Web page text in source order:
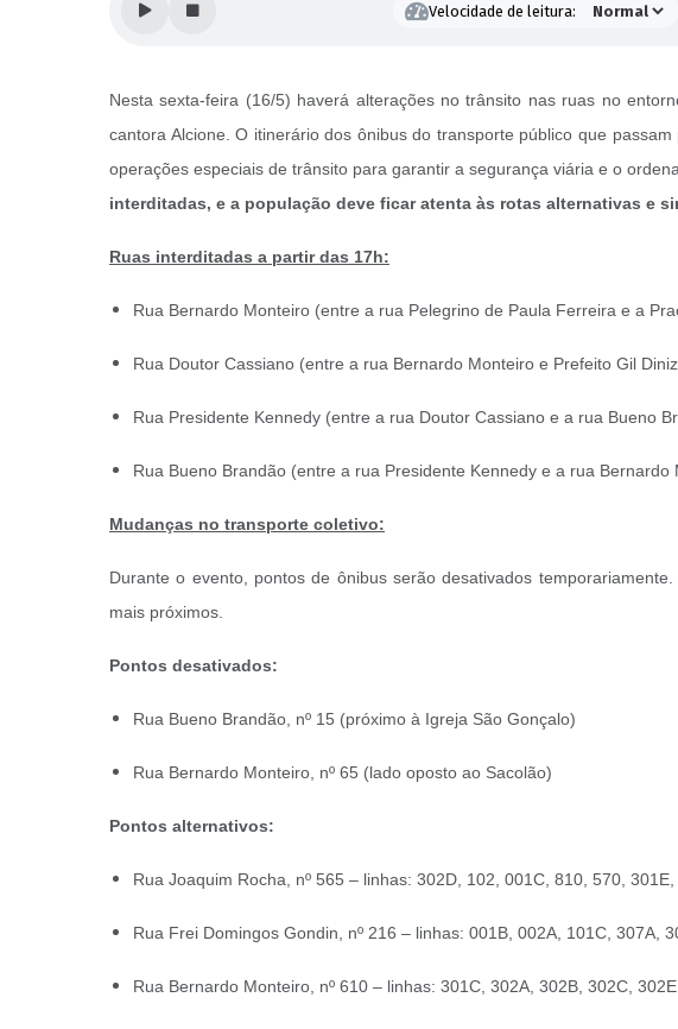
Velocidade de leitura:
Nesta sexta-feira (16/5) haverá alterações no trânsito nas ruas no
cantora Alcione. O itinerário dos ônibus do transporte público que
operações especiais de trânsito para garantir a segurança viária e o
interditadas, e a população deve ficar atenta às rotas alternativas e
Ruas interditadas a partir das 17h:
Rua Bernardo Monteiro (entre a rua Pelegrino de Paula Ferreira e a
Rua Doutor Cassiano (entre a rua Bernardo Monteiro e Prefeito Gil
Rua Presidente Kennedy (entre a rua Doutor Cassiano e a rua Bueno
Rua Bueno Brandão (entre a rua Presidente Kennedy e a rua Bernardo
Mudanças no transporte coletivo:
Durante o evento, pontos de ônibus serão desativados
mais próximos.
Pontos desativados:
Rua Bueno Brandão, nº 15 (próximo à Igreja São Gonçalo)
Rua Bernardo Monteiro, nº 65 (lado oposto ao Sacolão)
Pontos alternativos:
Rua Joaquim Rocha, nº 565 – linhas: 302D, 102, 001C, 810, 570, 301E,
Rua Frei Domingos Gondin, nº 216 – linhas: 001B, 002A, 101C, 307A,
Rua Bernardo Monteiro, nº 610 – linhas: 301C, 302A, 302B, 302C,